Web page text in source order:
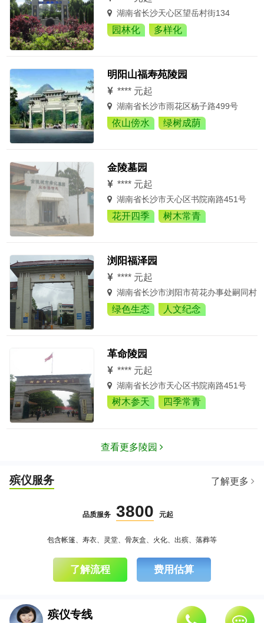
湖南省长沙天心区望岳村街134
园林化 多样化
明阳山福寿苑陵园
**** 元起
湖南省长沙市雨花区杨子路499号
依山傍水 绿树成荫
金陵墓园
**** 元起
湖南省长沙市天心区书院南路451号
花开四季 树木常青
浏阳福泽园
**** 元起
湖南省长沙市浏阳市荷花办事处嗣同村
绿色生态 人文纪念
革命陵园
**** 元起
湖南省长沙市天心区书院南路451号
树木参天 四季常青
查看更多陵园
殡仪服务 了解更多
品质服务 3800 元起
包含帐篷、寿衣、灵堂、骨灰盒、火化、出殡、落葬等
了解流程 费用估算
殡仪专线